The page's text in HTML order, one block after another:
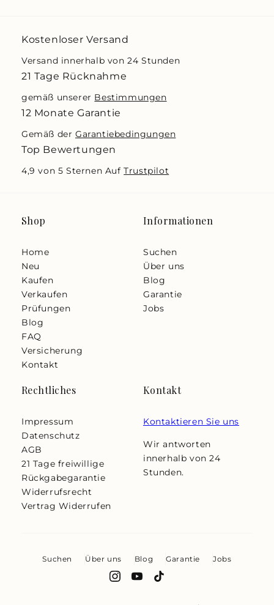
Kostenloser Versand
Versand innerhalb von 24 Stunden
21 Tage Rücknahme
gemäß unserer Bestimmungen
12 Monate Garantie
Gemäß der Garantiebedingungen
Top Bewertungen
4,9 von 5 Sternen AufTrustpilot
Shop
Home
Neu
Kaufen
Verkaufen
Prüfungen
Blog
FAQ
Versicherung
Kontakt
Informationen
Suchen
Über uns
Blog
Garantie
Jobs
Rechtliches
Impressum
Datenschutz
AGB
21 Tage freiwillige
Rückgabegarantie
Widerrufsrecht
Vertrag Widerrufen
Kontakt
Kontaktieren Sie uns
Wir antworten
innerhalb von 24
Stunden.
Suchen Über uns Blog Garantie Jobs